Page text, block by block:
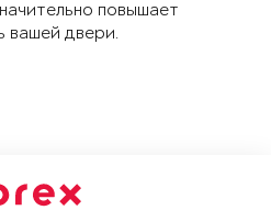
повышает
вашей двери.